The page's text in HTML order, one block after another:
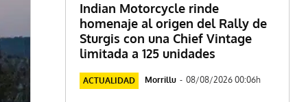
Indian Motorcycle rinde
homenaje al origen del Rally de
Sturgis con una Chief Vintage
limitada a 125 unidades
ACTUALIDAD Morrillu - 08/08/2026 00:06h